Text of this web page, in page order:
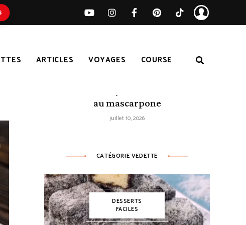
ARTICLES VOYAGES COURSE
au mascarpone
juillet 10, 2026
CATÉGORIE VEDETTE
DESSERTS
FACILES